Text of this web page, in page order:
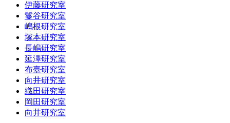
伊藤研究室
鬘谷研究室
嶋根研究室
塚本研究室
長嶋研究室
延澤研究室
布臺研究室
向井研究室
織田研究室
岡田研究室
向井研究室